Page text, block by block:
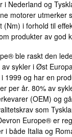
i Nederland og
motorer utmerker
(Nm) i forhold til
produkter av god
ble raskt den
sykler i Øst
1999 og har en
per år. 80% av
(OEM) og
som
Europe® er
i både Italia og